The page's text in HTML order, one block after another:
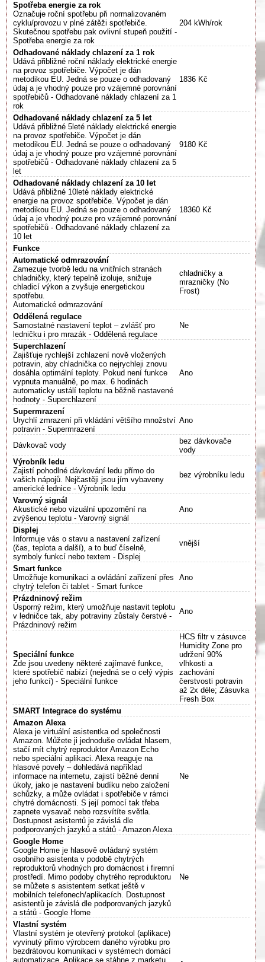
Spotřeba energie za rok
Označuje roční spotřebu při normalizovaném
cyklu/provozu v plné zátěži spotřebiče.
Skutečnou spotřebu pak ovlivní stupeň použití -
Spotřeba energie za rok
204 kWh/rok
Odhadované náklady chlazení za 1 rok
Udává přibližné roční náklady elektrické energie
na provoz spotřebiče. Výpočet je dán
metodikou EU. Jedná se pouze o odhadovaný
údaj a je vhodný pouze pro vzájemné porovnání
spotřebičů - Odhadované náklady chlazení za 1
rok
1836 Kč
Odhadované náklady chlazení za 5 let
Udává přibližné 5leté náklady elektrické energie
na provoz spotřebiče. Výpočet je dán
metodikou EU. Jedná se pouze o odhadovaný
údaj a je vhodný pouze pro vzájemné porovnání
spotřebičů - Odhadované náklady chlazení za 5
let
9180 Kč
Odhadované náklady chlazení za 10 let
Udává přibližné 10leté náklady elektrické
energie na provoz spotřebiče. Výpočet je dán
metodikou EU. Jedná se pouze o odhadovaný
údaj a je vhodný pouze pro vzájemné porovnání
spotřebičů - Odhadované náklady chlazení za
10 let
18360 Kč
Funkce
Automatické odmrazování
Zamezuje tvorbě ledu na vnitřních stranách
chladničky, který tepelně izoluje, snižuje
chladicí výkon a zvyšuje energetickou
spotřebu.
Automatické odmrazování
chladničky a
mrazničky (No
Frost)
Oddělená regulace
Samostatné nastavení teplot – zvlášť pro
ledničku i pro mrazák - Oddělená regulace
Ne
Superchlazení
Zajišťuje rychlejší zchlazení nově vložených
potravin, aby chladnička co nejrychleji znovu
dosáhla optimální teploty. Pokud není funkce
vypnuta manuálně, po max. 6 hodinách
automaticky ustálí teplotu na běžně nastavené
hodnoty - Superchlazení
Ano
Supermrazení
Urychlí zmrazení při vkládání většího množství
potravin - Supermrazení
Ano
Dávkovač vody
bez dávkovače
vody
Výrobník ledu
Zajistí pohodlné dávkování ledu přímo do
vašich nápojů. Nejčastěji jsou jím vybaveny
americké lednice - Výrobník ledu
bez výrobníku ledu
Varovný signál
Akustické nebo vizuální upozornění na
zvýšenou teplotu - Varovný signál
Ano
Displej
Informuje vás o stavu a nastavení zařízení
(čas, teplota a další), a to buď číselně,
symboly funkcí nebo textem - Displej
vnější
Smart funkce
Umožňuje komunikaci a ovládání zařízení přes
chytrý telefon či tablet - Smart funkce
Ano
Prázdninový režim
Úsporný režim, který umožňuje nastavit teplotu
v ledničce tak, aby potraviny zůstaly čerstvé -
Prázdninový režim
Ano
Speciální funkce
Zde jsou uvedeny některé zajímavé funkce,
které spotřebič nabízí (nejedná se o celý výpis
jeho funkcí) - Speciální funkce
HCS filtr v zásuvce
Humidity Zone pro
udržení 90%
vlhkosti a
zachování
čerstvosti potravin
až 2x déle; Zásuvka
Fresh Box
SMART Integrace do systému
Amazon Alexa
Alexa je virtuální asistentka od společnosti
Amazon. Můžete ji jednoduše ovládat hlasem,
stačí mít chytrý reproduktor Amazon Echo
nebo speciální aplikaci. Alexa reaguje na
hlasové povely – dohledává například
informace na internetu, zajistí běžné denní
úkoly, jako je nastavení budíku nebo založení
schůzky, a může ovládat i spotřebiče v rámci
chytré domácnosti. S její pomocí tak třeba
zapnete vysavač nebo rozsvítíte světla.
Dostupnost asistentů je závislá dle
podporovaných jazyků a států - Amazon Alexa
Ne
Google Home
Google Home je hlasově ovládaný systém
osobního asistenta v podobě chytrých
reproduktorů vhodných pro domácnost i firemní
prostředí. Mimo podoby chytrého reproduktoru
se můžete s asistentem setkat ještě v
mobilních telefonech/aplikacích. Dostupnost
asistentů je závislá dle podporovaných jazyků
a států - Google Home
Ne
Vlastní systém
Vlastní systém je otevřený protokol (aplikace)
vyvinutý přímo výrobcem daného výrobku pro
bezdrátovou komunikaci v systémech domácí
automatizace. Aplikace se stáhne z marketu